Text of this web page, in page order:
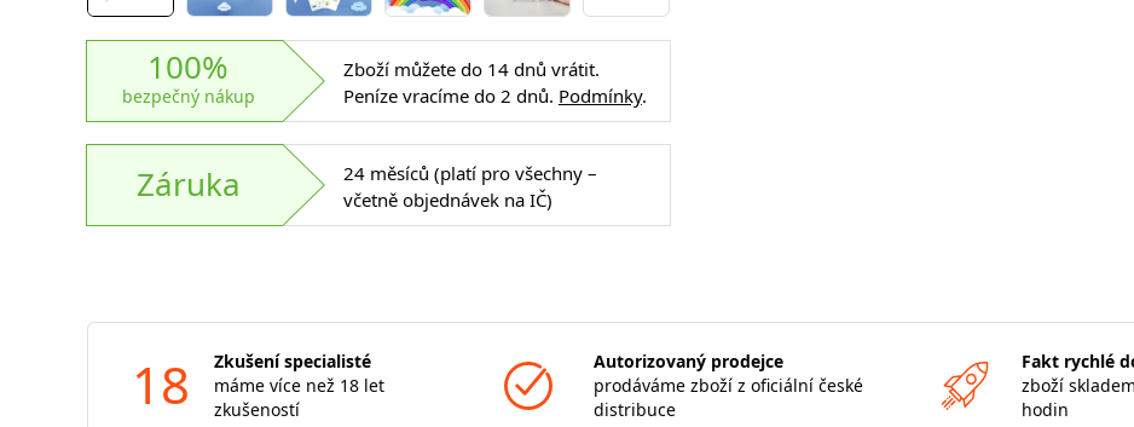
100%
bezpečný nákup
Zboží můžete do 14 dnů vrátit.
Peníze vracíme do 2 dnů. Podmínky.
Záruka
24 měsíců (platí pro všechny –
včetně objednávek na IČ)
18
Zkušení specialisté
máme více než 18 let
zkušeností
Autorizovaný prodejce
prodáváme zboží z oficiální české
distribuce
Fakt rychlé
zboží
hodin